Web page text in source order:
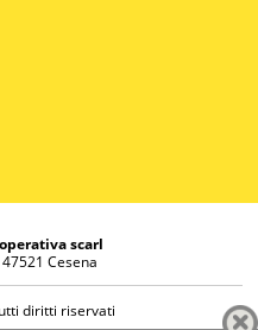
scarl
Cesena
diritti riservati